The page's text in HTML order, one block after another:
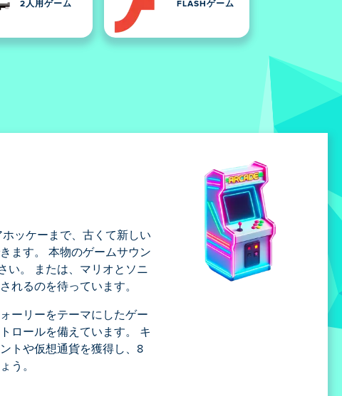
2人用ゲーム FLASHゲーム
ッケーまで、古くて新しい
ます。 本物のゲームサウン
い。 または、マリオとソニ
れるのを待っています。
ーリーをテーマにしたゲー
ロールを備えています。 キ
トや仮想通貨を獲得し、8
う。